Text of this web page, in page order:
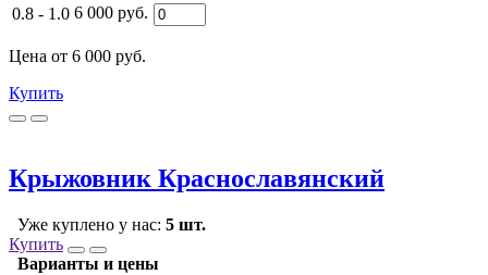
0.8 - 1.0 6 000 руб.
Цена от 6 000 руб.
Купить
Крыжовник Краснославянский
Уже куплено у нас: 5 шт.
Купить
Варианты и цены